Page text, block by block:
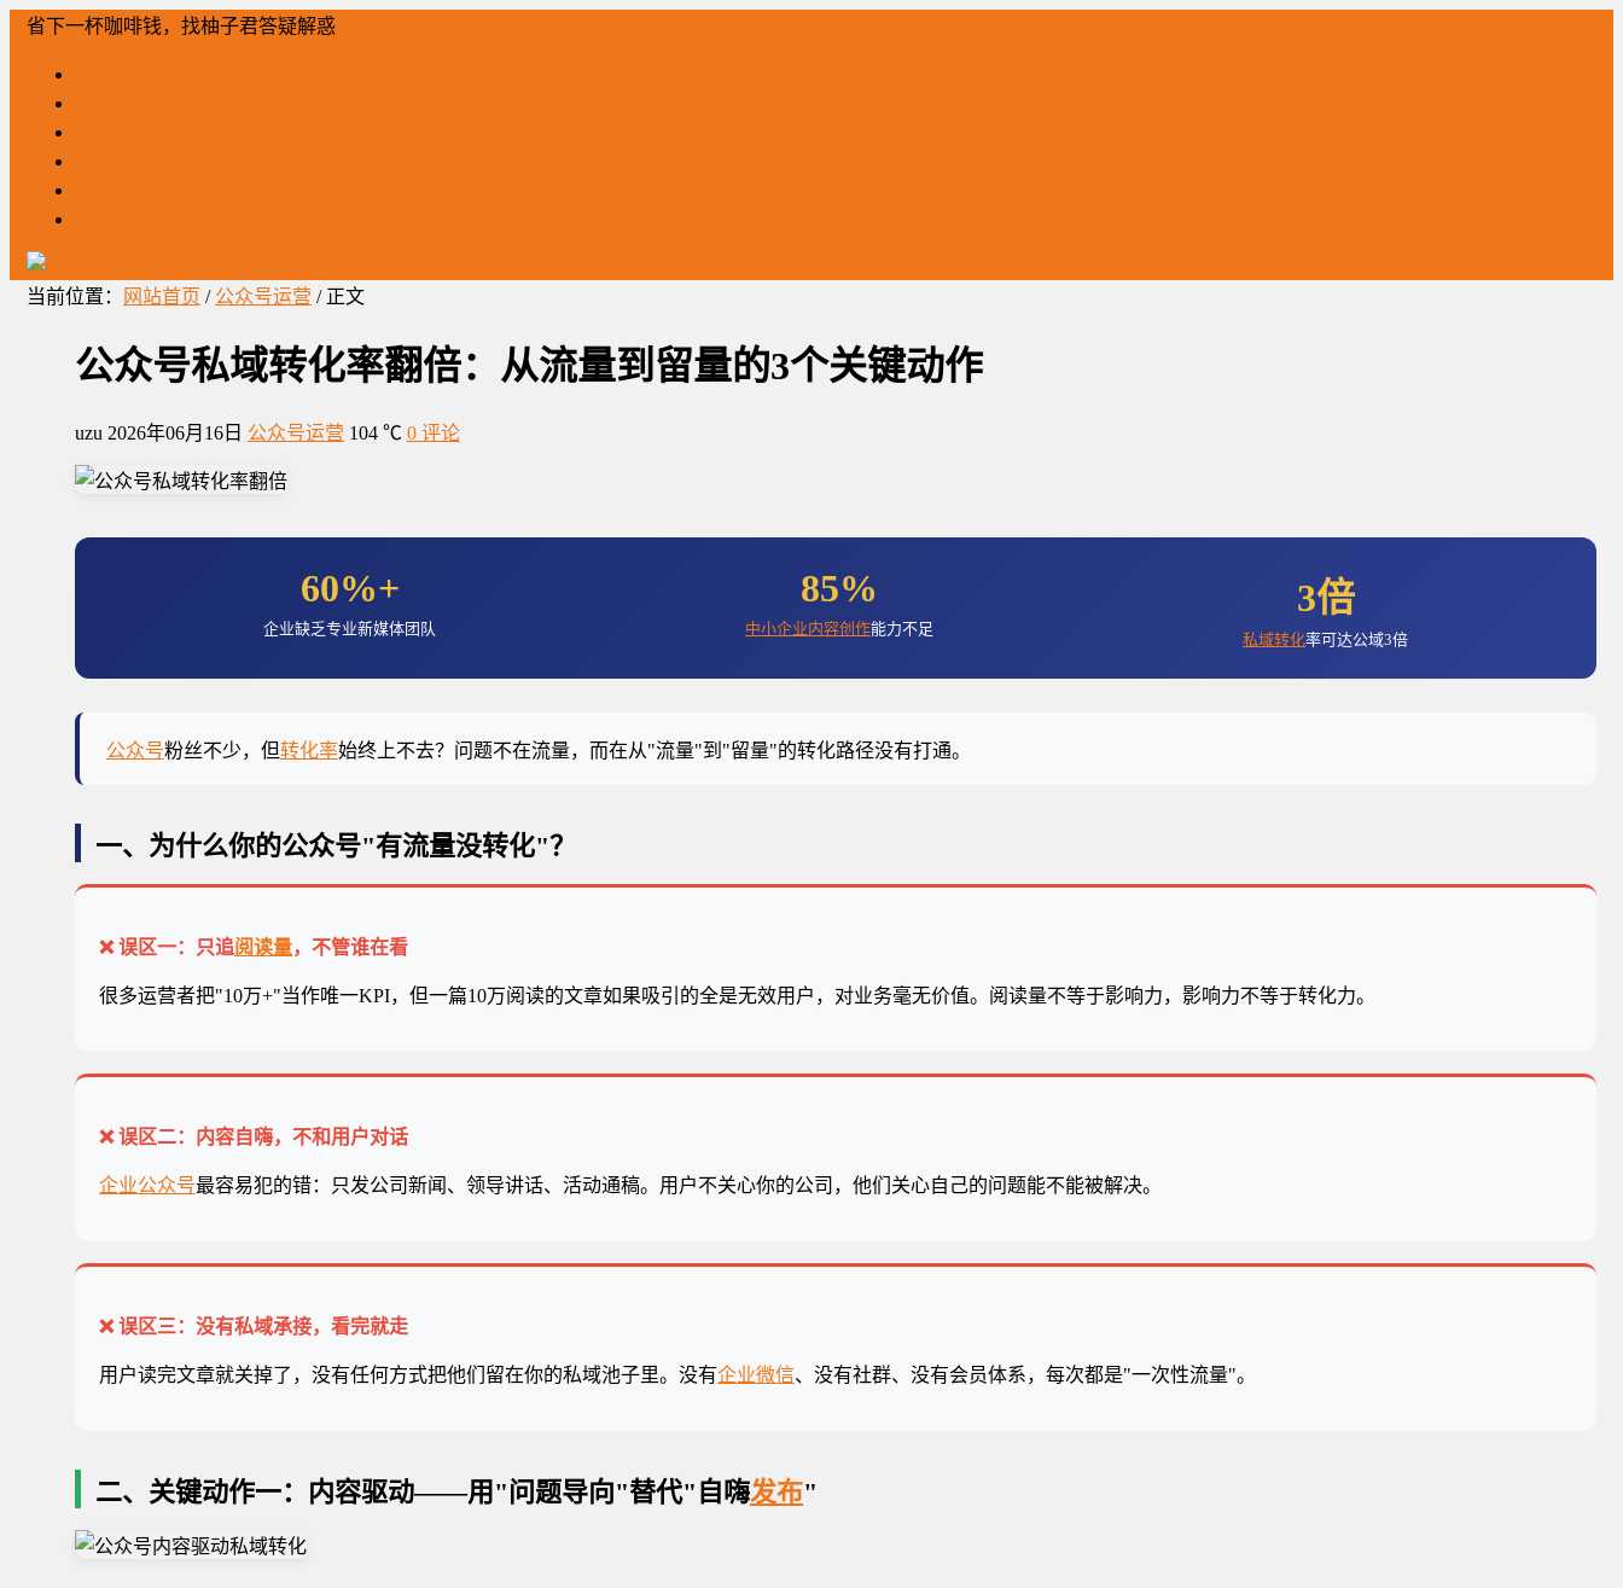
省下一杯咖啡钱，找柚子君答疑解惑
当前位置： 网站首页 / 公众号运营 / 正文
公众号私域转化率翻倍：从流量到留量的3个关键动作
uzu 2026年06月16日 公众号运营 104 ℃ 0 评论
60%+
企业缺乏专业新媒体团队
85%
中小企业内容创作能力不足
3倍
私域转化率可达公域3倍
公众号粉丝不少，但转化率始终上不去？问题不在流量，而在从"流量"到"留量"的转化路径没有打通。
一、为什么你的公众号"有流量没转化"？
❌ 误区一：只追阅读量，不管谁在看
很多运营者把"10万+"当作唯一KPI，但一篇10万阅读的文章如果吸引的全是无效用户，对业务毫无价值。阅读量不等于影响力，影响力不等于转化力。
❌ 误区二：内容自嗨，不和用户对话
企业公众号最容易犯的错：只发公司新闻、领导讲话、活动通稿。用户不关心你的公司，他们关心自己的问题能不能被解决。
❌ 误区三：没有私域承接，看完就走
用户读完文章就关掉了，没有任何方式把他们留在你的私域池子里。没有企业微信、没有社群、没有会员体系，每次都是"一次性流量"。
二、关键动作一：内容驱动——用"问题导向"替代"自嗨发布"